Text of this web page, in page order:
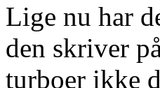
Lige nu har
den skriver
turboer ikke